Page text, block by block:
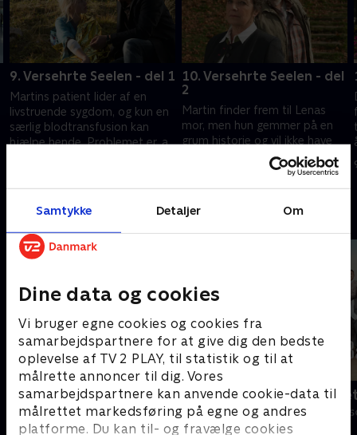
Samtykke Detaljer Om
Dine data og cookies
Vi bruger egne cookies og cookies fra
samarbejdspartnere for at give dig den bedste
oplevelse af TV 2 PLAY, til statistik og til at
målrette annoncer til dig. Vores
samarbejdspartnere kan anvende cookie-data til
målrettet markedsføring på egne og andres
platforme. Du kan til- og fravælge cookies
9. Versehrte Seelen - del 1
Martins patient lider af en
livstruende sygdom, og kun en
særlig blodtransfusion kan
hjælpe hende. Problemet er, at
10. Versehrte Seelen - del
2
Martin finder frem til Lenas
mor, men hun gemmer på en
grum historie og vil ikke have
noget med Lena at gøre. På
gården forsøger Lisbeth at
undgå Ludwig.
Andre så også
Bjergets helte
Drama • 15 sæsoner Drama • 10